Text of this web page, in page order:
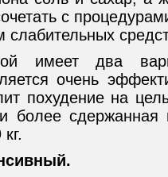
с
имеет два
очень
похудение на
более